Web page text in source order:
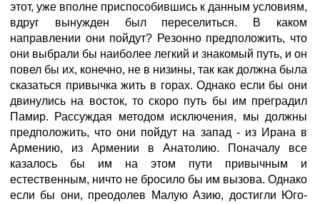
этот, уже вполне приспособившись к данным условиям,
вдруг вынужден был переселиться. В каком
направлении они пойдут? Резонно предположить, что
они выбрали бы наиболее легкий и знакомый путь, и он
повел бы их, конечно, не в низины, так как должна была
сказаться привычка жить в горах. Однако если бы они
двинулись на восток, то скоро путь бы им преградил
Памир. Рассуждая методом исключения, мы должны
предположить, что они пойдут на запад - из Ирана в
Армению, из Армении в Анатолию. Поначалу все
казалось бы им на этом пути привычным и
естественным, ничто не бросило бы им вызова. Однако
если бы они, преодолев Малую Азию, достигли Юго-